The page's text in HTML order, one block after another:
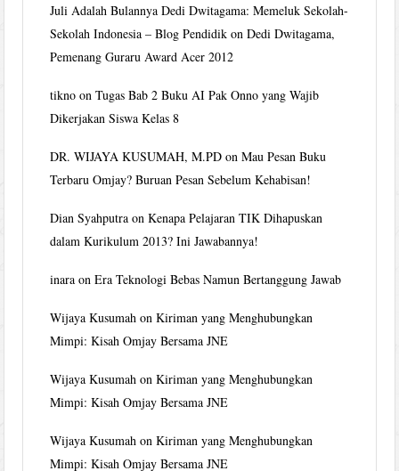
Juli Adalah Bulannya Dedi Dwitagama: Memeluk Sekolah-
Sekolah Indonesia – Blog Pendidik onDedi Dwitagama,
Pemenang Guraru Award Acer 2012
tikno onTugas Bab 2 Buku AI Pak Onno yang Wajib
Dikerjakan Siswa Kelas 8
DR. WIJAYA KUSUMAH, M.PD onMau Pesan Buku
Terbaru Omjay? Buruan Pesan Sebelum Kehabisan!
Dian Syahputra onKenapa Pelajaran TIK Dihapuskan
dalam Kurikulum 2013? Ini Jawabannya!
inara onEra Teknologi Bebas Namun Bertanggung Jawab
Wijaya Kusumah onKiriman yang Menghubungkan
Mimpi: Kisah Omjay Bersama JNE
Wijaya Kusumah onKiriman yang Menghubungkan
Mimpi: Kisah Omjay Bersama JNE
Wijaya Kusumah onKiriman yang Menghubungkan
Mimpi: Kisah Omjay Bersama JNE